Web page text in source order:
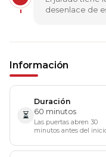
desenlace de
Información
⏳
Duración
60 minutos
Las puertas abren 30
minutos antes del